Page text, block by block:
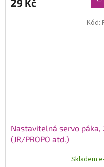
Nastavitelná servo páka,
(JR/PROPO atd.)
Skladem
Kód: